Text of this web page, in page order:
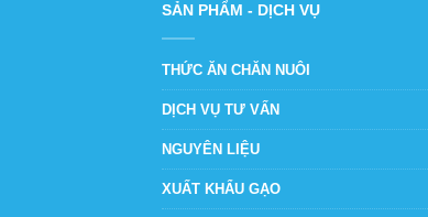
SẢN PHẨM - DỊCH VỤ
THỨC ĂN CHĂN NUÔI
DỊCH VỤ TƯ VẤN
NGUYÊN LIỆU
XUẤT KHẨU GẠO